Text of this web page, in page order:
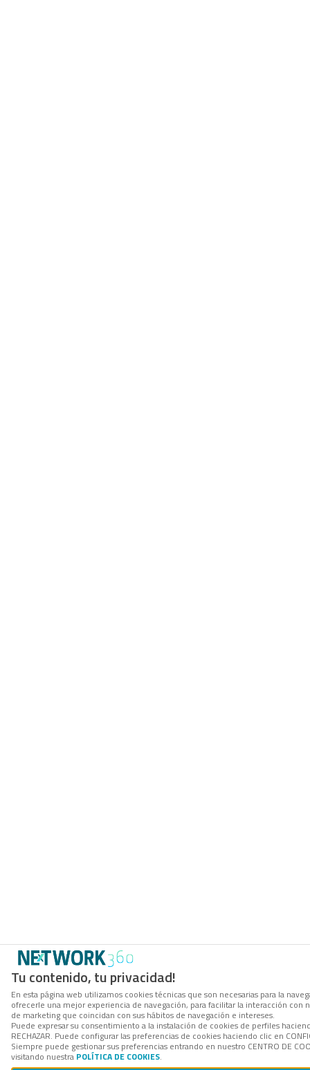
Tu contenido, tu privacidad!
En esta página web utilizamos cookies técnicas que son necesarias para la
ofrecerle una mejor experiencia de navegación, para facilitar la interacción
de marketing que coincidan con sus hábitos de navegación e intereses.
Puede expresar su consentimiento a la instalación de cookies de perfiles
RECHAZAR. Puede configurar las preferencias de cookies haciendo clic en
Siempre puede gestionar sus preferencias entrando en nuestro CENTRO DE
visitando nuestra POLÍTICA DE COOKIES.